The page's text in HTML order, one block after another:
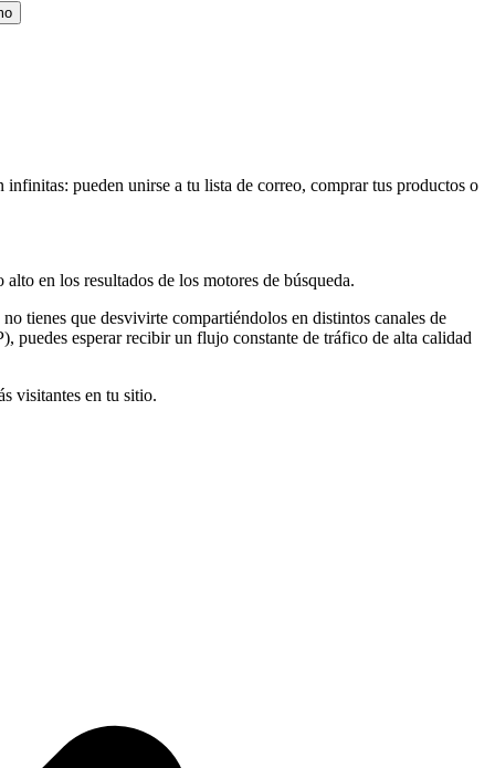
pueden unirse a tu lista de correo, comprar tus productos o
en los resultados de los motores de búsqueda.
tienes que desvivirte compartiéndolos en distintos canales de
puedes esperar recibir un flujo constante de tráfico de alta calidad
visitantes en tu sitio.